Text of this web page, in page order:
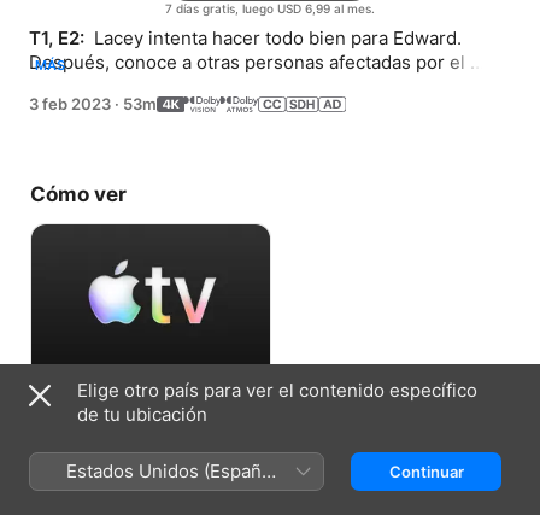
7 días gratis, luego USD 6,99 al mes.
T1, E2: Lacey intenta hacer todo bien para Edward.
Después, conoce a otras personas afectadas por el
duelo.
MÁS
3 feb 2023 · 53m
Cómo ver
Aceptar prueba gratuita
7 días gratis, luego USD 6,99 al mes.
Elige otro país para ver el contenido específico
de tu ubicación
Estados Unidos (Español
México)
Continuar